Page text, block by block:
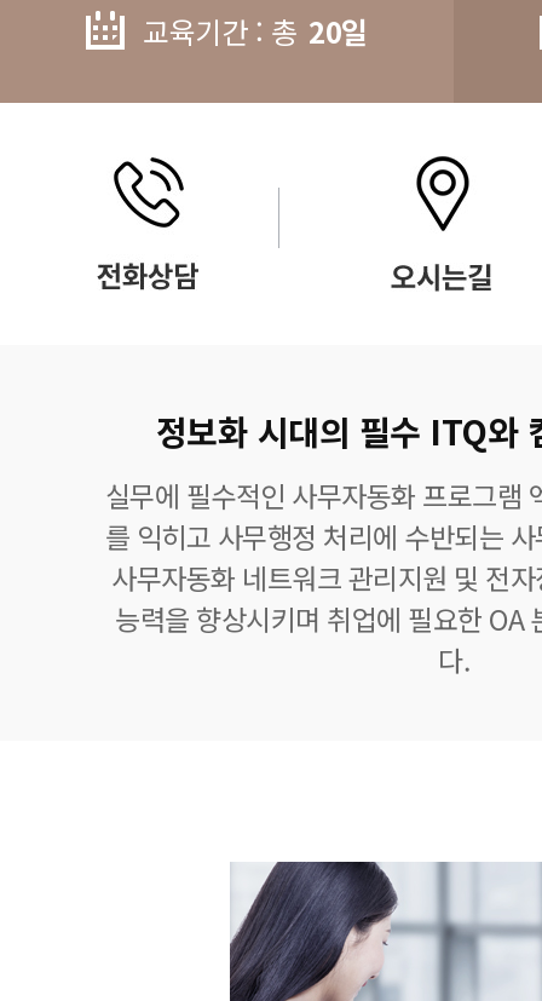
교육기간 : 총 20일
정보화 시대의 필수 ITQ와
실무에 필수적인 사무자동화 프로그램
를 익히고 사무행정 처리에 수반되는
사무자동화 네트워크 관리지원 및 전
능력을 향상시키며 취업에 필요한 OA
다.